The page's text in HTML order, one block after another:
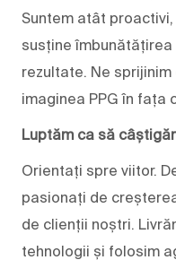
Suntem atât
susține
rezultate. Ne
imaginea PPG în fața
Luptăm ca să
Orientați spre viitor.
pasionați de
de clienții noștri.
tehnologii și folosim